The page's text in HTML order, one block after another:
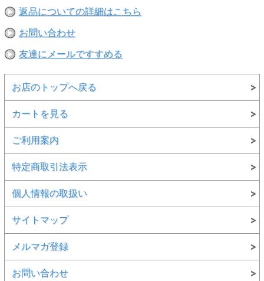
多少異なる場合があります。
ご注文時に「在庫あり」の表示でも、実際は売り違いにより欠品が発
生し、やむをえずご注文をキャンセルさせていただく場合がございま
返品についての詳細はこちら
お問い合わせ
友達にメールですすめる
お店のトップへ戻る
カートを見る
ご利用案内
特定商取引法表示
個人情報の取扱い
サイトマップ
メルマガ登録
お問い合わせ